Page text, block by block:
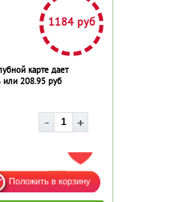
1184 руб
карте дает
или 208.95 руб
ДОБАВИТЬ В ИЗБРАННОЕ